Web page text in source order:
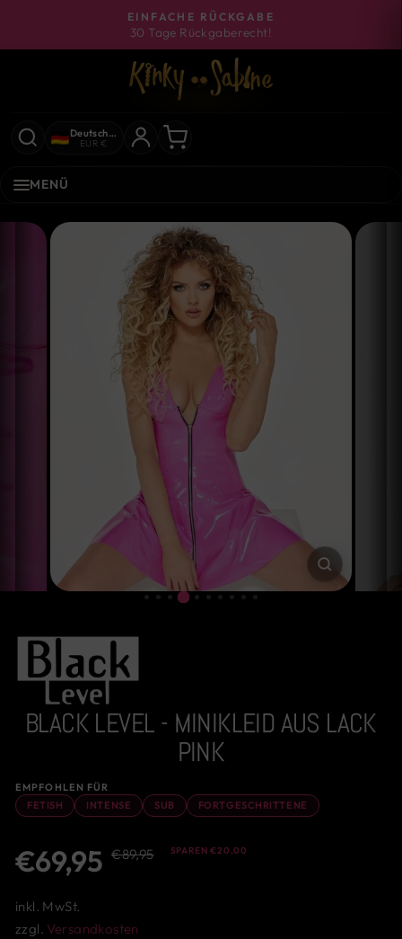
Inhalt
Pause
Diashow
EINFACHE RÜCKGABE
30 Tage Rückgaberecht!
Deutschland
EUR €
MENÜ
ESC)
BLACK LEVEL - MINIKLEID AUS LACK
PINK
EMPFOHLEN FÜR
FETISH
INTENSE SUB FORTGESCHRITTENE
Normaler
Sonderpreis
€69,95 €89,95 SPAREN €20,00
inkl. MwSt.
zzgl. Versandkosten